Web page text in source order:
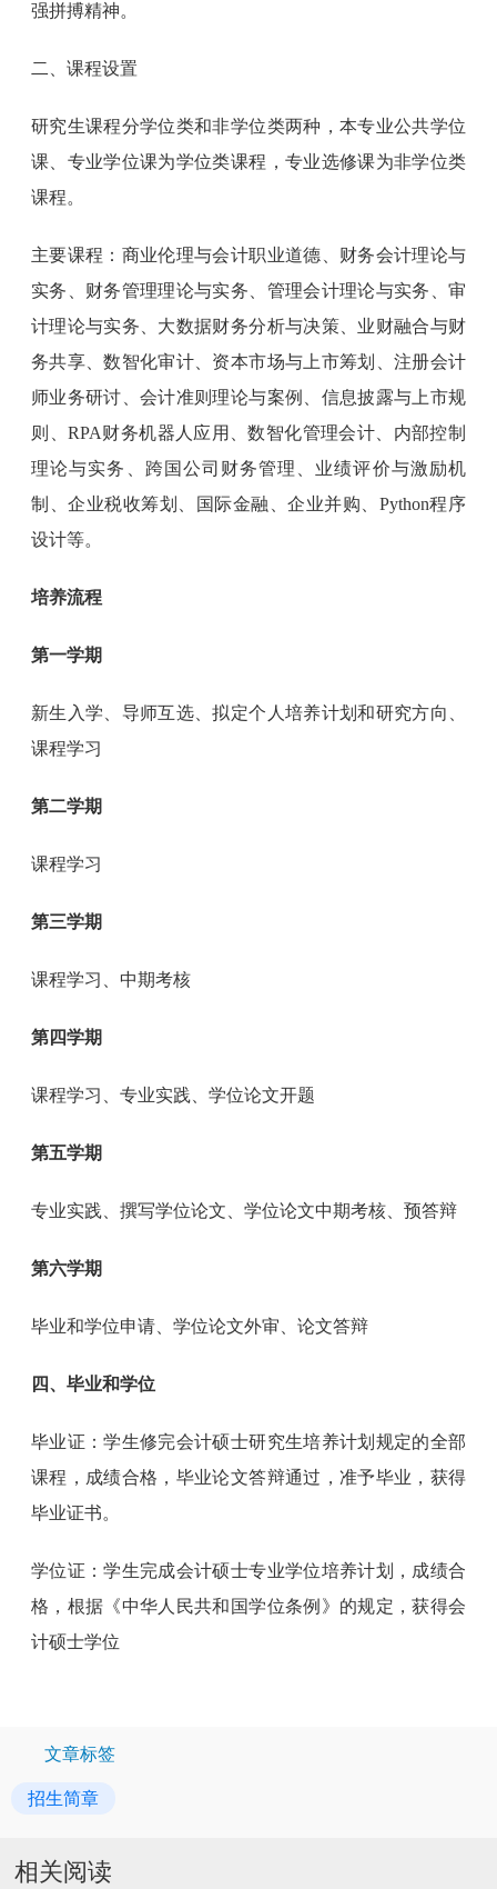
强拼搏精神。
二、课程设置
研究生课程分学位类和非学位类两种，本专业公共学位
课、专业学位课为学位类课程，专业选修课为非学位类
课程。
主要课程：商业伦理与会计职业道德、财务会计理论与
实务、财务管理理论与实务、管理会计理论与实务、审
计理论与实务、大数据财务分析与决策、业财融合与财
务共享、数智化审计、资本市场与上市筹划、注册会计
师业务研讨、会计准则理论与案例、信息披露与上市规
则、RPA财务机器人应用、数智化管理会计、内部控制
理论与实务、跨国公司财务管理、业绩评价与激励机
制、企业税收筹划、国际金融、企业并购、Python程序
设计等。
培养流程
第一学期
新生入学、导师互选、拟定个人培养计划和研究方向、
课程学习
第二学期
课程学习
第三学期
课程学习、中期考核
第四学期
课程学习、专业实践、学位论文开题
第五学期
专业实践、撰写学位论文、学位论文中期考核、预答辩
第六学期
毕业和学位申请、学位论文外审、论文答辩
四、毕业和学位
毕业证：学生修完会计硕士研究生培养计划规定的全部
课程，成绩合格，毕业论文答辩通过，准予毕业，获得
毕业证书。
学位证：学生完成会计硕士专业学位培养计划，成绩合
格，根据《中华人民共和国学位条例》的规定，获得会
计硕士学位
文章标签
招生简章
相关阅读